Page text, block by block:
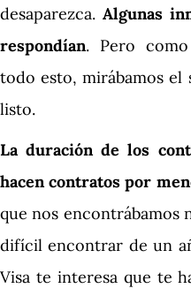
desaparezca.Algunas
respondían. Pero
todo esto, mirábamos el
listo.
La duración de los
hacen contratos por
que nos encontrábamos
difícil encontrar de un
Visa te interesa que te